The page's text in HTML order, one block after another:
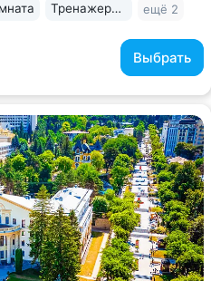
Выбрать
Тренажерный зал ещё 2